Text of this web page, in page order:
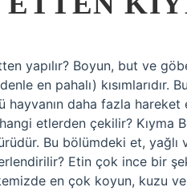
yapılır? Boyun, but ve
en pahalı)
daha fazla hareket
etlerden çekilir? Kıyma
Bu bölümdeki et,
Etin çok ince bir
en çok koyun, kuzu ve